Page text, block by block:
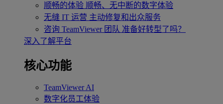
顺畅的体验 顺畅、无中断的数字体验
无缝 IT 运营 主动修复和出众服务
咨询 TeamViewer 团队 准备好转型了吗？
深入了解平台
核心功能
TeamViewer AI
数字化员工体验